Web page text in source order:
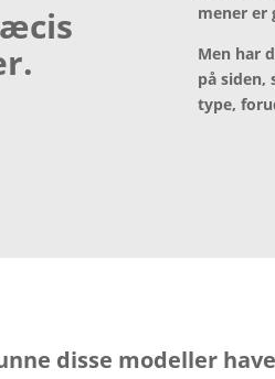
mener er
Men har
på siden,
type,
disse modeller